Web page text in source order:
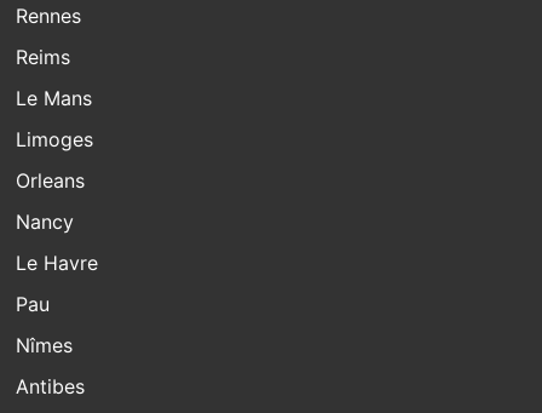
Rennes
Reims
Le Mans
Limoges
Orleans
Nancy
Le Havre
Pau
Nîmes
Antibes